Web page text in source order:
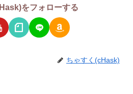
をフォローする
ちゃすく(cHask)